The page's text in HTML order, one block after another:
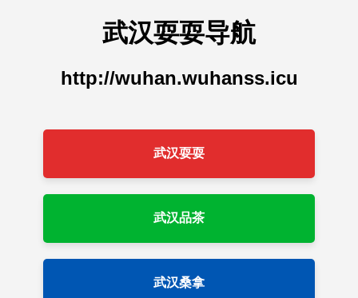
武汉耍耍导航
http://wuhan.wuhanss.icu
武汉耍耍
武汉品茶
武汉桑拿